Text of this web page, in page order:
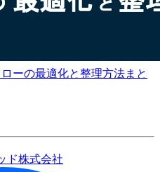
ーの最適化と整理方法まと
ド株式会社